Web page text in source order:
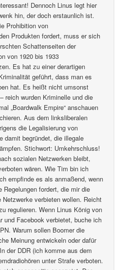
Dennoch Linus legt hier
hin, der doch erstaunlich ist.
Prohibition von
Produkten fordert, muss er sich
Schattenseiten der
von 1920 bis 1933
Es hat zu einer derartigen
geführt, dass man es
hat. Es heißt nicht umsonst
reich wurden Kriminelle und die
„Boardwalk Empire“ anschauen
Aus dem linksliberalen
die Legalisierung von
damit begründet, die illegale
Stichwort: Umkehrschluss!
sozialen Netzwerken bleibt,
wären. Wie Tim bin ich
empfinde es als anmaßend, wenn
Regelungen fordert, die mir die
Netzwerke verbieten wollen. Reicht
regulieren. Wenn Linus König von
und Facebook verbietet, buche ich
Warum sollen Boomer die
Meinung entwickeln oder dafür
der DDR (ich komme aus dem
unter Strafe verboten.